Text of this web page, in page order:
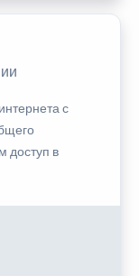
с
доступ в